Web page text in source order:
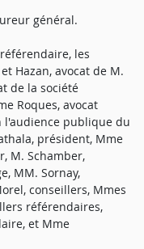
général.
les
Hazan, avocat de M.
de la société
Roques, avocat
l'audience publique du
président, Mme
M. Schamber,
MM. Sornay,
conseillers, Mmes
référendaires,
et Mme